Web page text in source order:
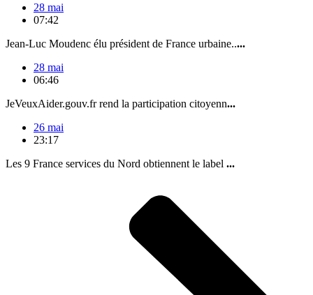
28 mai
07:42
Jean-Luc Moudenc élu président de France urbaine.....
28 mai
06:46
JeVeuxAider.gouv.fr rend la participation citoyenn...
26 mai
23:17
Les 9 France services du Nord obtiennent le label ...